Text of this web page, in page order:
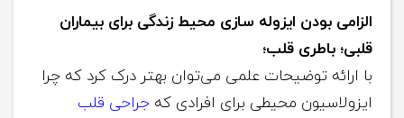
الزامی بودن ایزوله­ سازی محیط زندگی برای بیماران
قلبی؛ باطری قلب؛
با ارائه توضیحات علمی می‌توان بهتر درک کرد که چرا
ایزولاسیون محیطی برای افرادی که جراحی قلب